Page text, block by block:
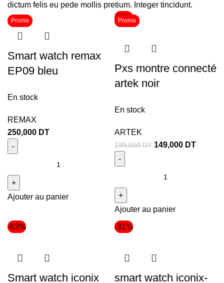
dictum felis eu pede mollis pretium. Integer tincidunt.
Smart watch remax
EP09 bleu
En stock
REMAX
250,000 DT
Ajouter au panier
-25%
Promo
Pxs montre connecté
artek noir
En stock
ARTEK
199,000DT 149,000 DT
Ajouter au panier
-63%
Promo
Smart watch iconix
-31%
Promo
smart watch iconix-